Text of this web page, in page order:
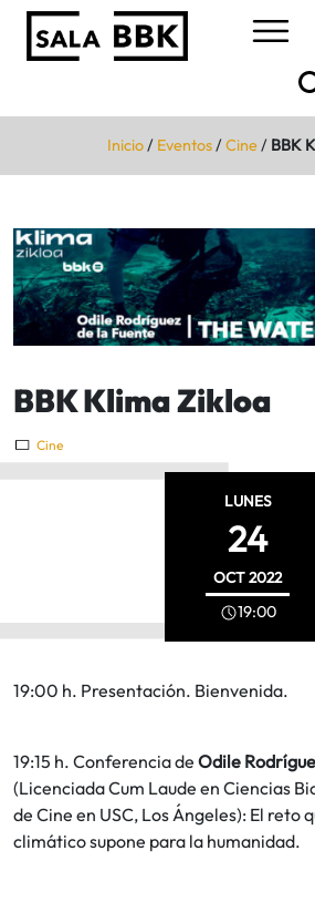
Inicio/ Eventos/Cine/ BBK
BBK Klima Zikloa
Cine
LUNES
24
OCT2022
19:00
19:00 h. Presentación. Bienvenida.
19:15 h. Conferencia de Odile
(Licenciada Cum Laude en Ciencias
de Cine en USC, Los Ángeles): El reto
climático supone para la humanidad.